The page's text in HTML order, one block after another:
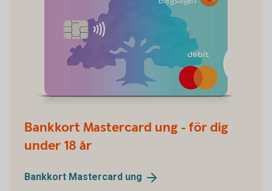
Bankkort Mastercard ung - för dig
under 18 år
Bankkort Mastercard ung